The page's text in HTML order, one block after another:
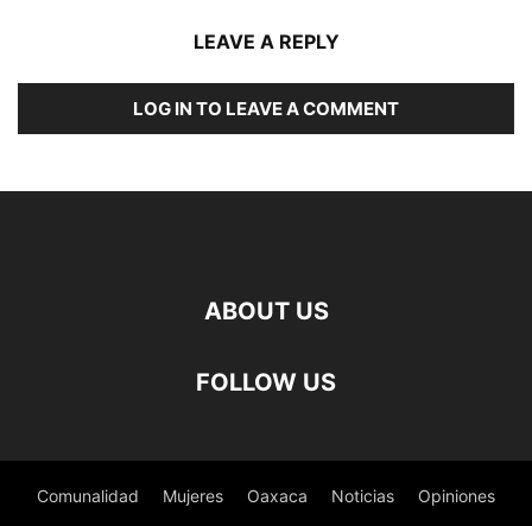
LEAVE A REPLY
LOG IN TO LEAVE A COMMENT
ABOUT US
FOLLOW US
Comunalidad Mujeres Oaxaca Noticias Opiniones